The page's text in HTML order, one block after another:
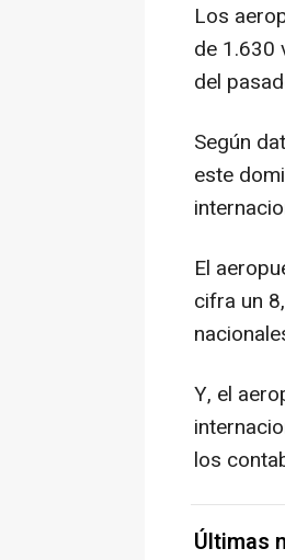
Los
de 1.630
del
Según
este
El
cifra un
Y, el
los
Últimas